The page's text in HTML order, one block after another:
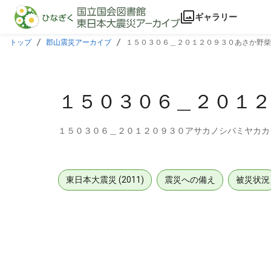
本文に飛ぶ
ギャラリー
トップ 郡山震災アーカイブ １５０３０６＿２０１２０９３０あさか野
１５０３０６＿２０１
１５０３０６＿２０１２０９３０アサカノシバミヤカカ
東日本大震災 (2011) 震災への備え 被災状況